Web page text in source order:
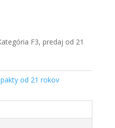
F3, predaj od 21
od 21 rokov
pre
stránky.